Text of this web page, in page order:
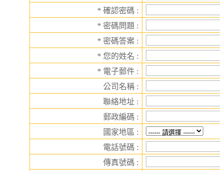
* 確認密碼 :
* 密碼問題 :
* 密碼答案 :
* 您的姓名 :
* 電子郵件 :
公司名稱 :
聯絡地址 :
郵政編碼 :
國家地區 :
電話號碼 :
傳真號碼 :